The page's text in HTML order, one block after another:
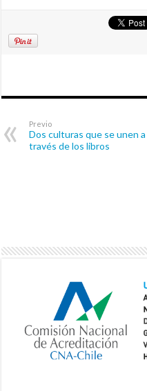
Previo
Dos culturas que se unen a
través de los libros